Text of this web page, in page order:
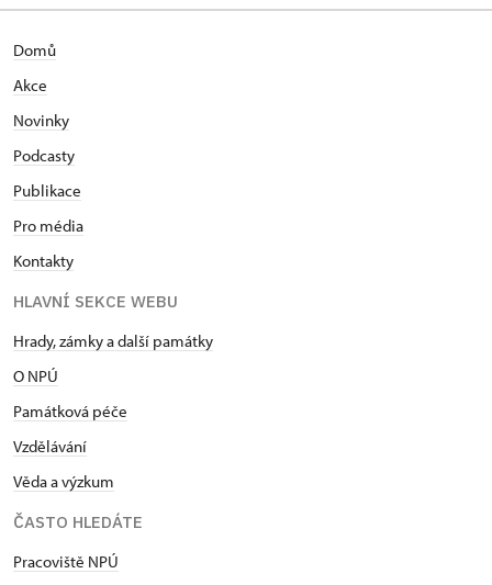
Domů
Akce
Novinky
Podcasty
Publikace
Pro média
Kontakty
HLAVNÍ SEKCE WEBU
Hrady, zámky a další památky
O NPÚ
Památková péče
Vzdělávání
Věda a výzkum
ČASTO HLEDÁTE
Pracoviště NPÚ